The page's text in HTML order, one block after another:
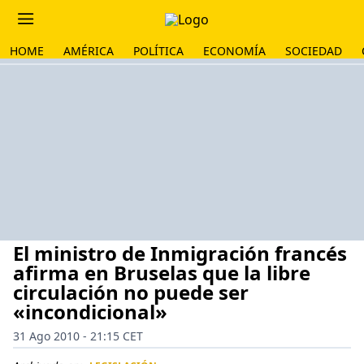
HOME AMÉRICA POLÍTICA ECONOMÍA SOCIEDAD
El ministro de Inmigración francés
afirma en Bruselas que la libre
circulación no puede ser
«incondicional»
31 Ago 2010 - 21:15 CET